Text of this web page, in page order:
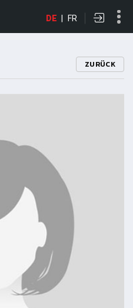
DE | FR
ZURÜCK